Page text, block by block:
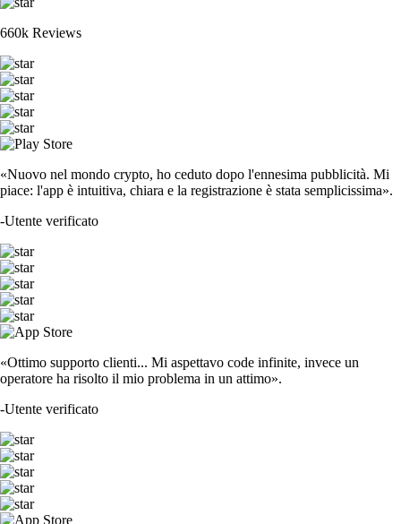
660k Reviews
«Nuovo nel mondo crypto, ho ceduto dopo l'ennesima pubblicità. Mi
piace: l'app è intuitiva, chiara e la registrazione è stata semplicissima».
-Utente verificato
«Ottimo supporto clienti... Mi aspettavo code infinite, invece un
operatore ha risolto il mio problema in un attimo».
-Utente verificato